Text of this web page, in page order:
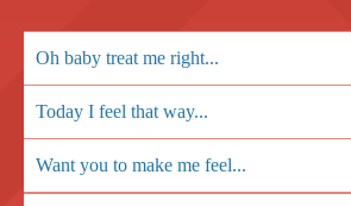
Oh baby treat me right...
Today I feel that way...
Want you to make me feel...